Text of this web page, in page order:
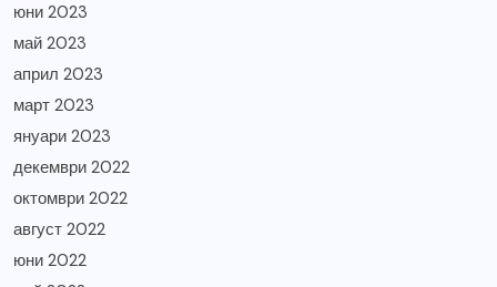
юни 2023
май 2023
април 2023
март 2023
януари 2023
декември 2022
октомври 2022
август 2022
юни 2022